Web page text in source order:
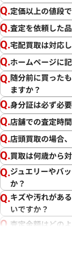
定価以上の値段
査定を依頼した
宅配買取は対応
ホームページに
随分前に買った
ますか？
身分証は必ず必
店舗での査定時
店頭買取の場合
買取は何歳から
ジュエリーやバ
か？
キズや汚れがあ
いですか？
査定金額はどの
売却するか悩ん